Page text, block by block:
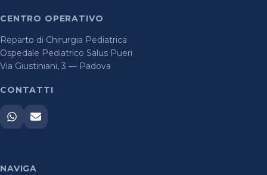
CENTRO OPERATIVO
Reparto di Chirurgia Pediatrica
Ospedale Pediatrico Salus Pueri
Via Giustiniani, 3 — Padova
CONTATTI
NAVIGA